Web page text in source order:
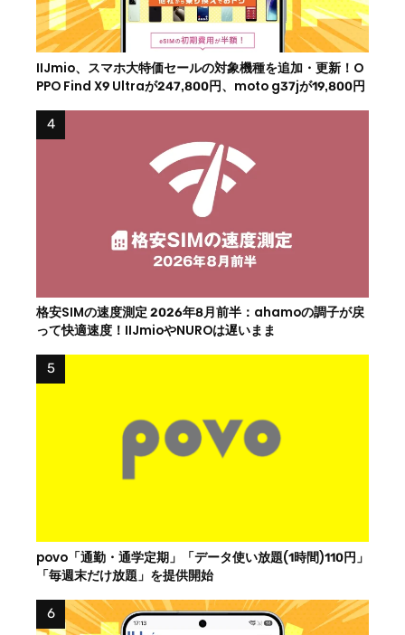
IIJmio、スマホ大特価セールの対象機種を追加・更新！O
PPO Find X9 Ultraが247,800円、moto g37jが19,800円
格安SIMの速度測定 2026年8月前半：ahamoの調子が戻
って快適速度！IIJmioやNUROは遅いまま
povo「通勤・通学定期」「データ使い放題(1時間)110円」
「毎週末だけ放題」を提供開始